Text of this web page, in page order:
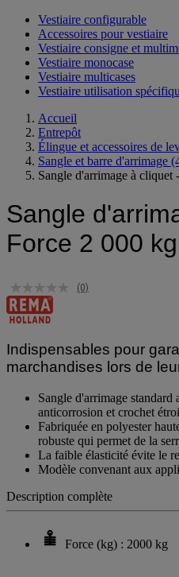
Vestiaire configurable
Accessoires pour vestiaire
Vestiaire consigne et
Vestiaire monocase
Vestiaire multicases
Vestiaire utilisation
Accueil
Entrepôt
Élingue et accessoires de
Sangle et barre d'arrimage
Sangle d'arrimage à cliquet
Sangle
Force 2 000 kg
(0)
Indispensables pour
marchandises lors de
Sangle d'arrimage
anticorrosion et crochet
Fabriquée en polyester
robuste qui permet de la
La faible élasticité évite le
Modèle convenant aux
Description complète
Force (kg) : 2000 kg